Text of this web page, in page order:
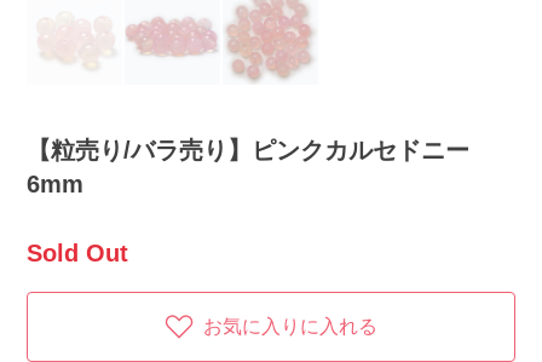
【粒売り/バラ売り】ピンクカルセドニー
6mm
Sold Out
お気に入りに入れる